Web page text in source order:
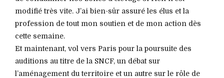
modifié très vite. J’ai bien-sûr assuré les élus et la
profession de tout mon soutien et de mon action dès
cette semaine.
Et maintenant, vol vers Paris pour la poursuite des
auditions au titre de la SNCF, un débat sur
l’aménagement du territoire et un autre sur le rôle de